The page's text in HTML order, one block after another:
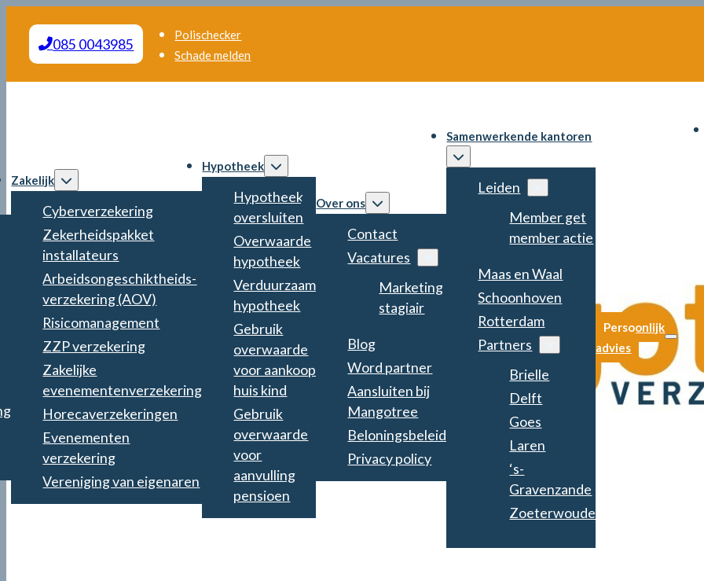
085 0043985
Polischecker
Schade melden
Zakelijk
Cyberverzekering
Zekerheidspakket
installateurs
Arbeidsongeschiktheids­
verzekering (AOV)
Risicomanagement
ZZP verzekering
Zakelijke
evenementenverzekering
Horecaverzekeringen
Evenementen
verzekering
Vereniging van eigenaren
Hypotheek
Hypotheek
oversluiten
Overwaarde
hypotheek
Verduurzaam
hypotheek
Gebruik
overwaarde
voor aankoop
huis kind
Gebruik
overwaarde
voor
aanvulling
pensioen
Over ons
Contact
Vacatures
Marketing
stagiair
Blog
Word partner
Aansluiten bij
Mangotree
Beloningsbeleid
Privacy policy
Samenwerkende kantoren
Leiden
Member get
member actie
Maas en Waal
Schoonhoven
Rotterdam
Partners
Brielle
Delft
Goes
Laren
‘s-
Gravenzande
Zoeterwoude
Persoonlijk
advies